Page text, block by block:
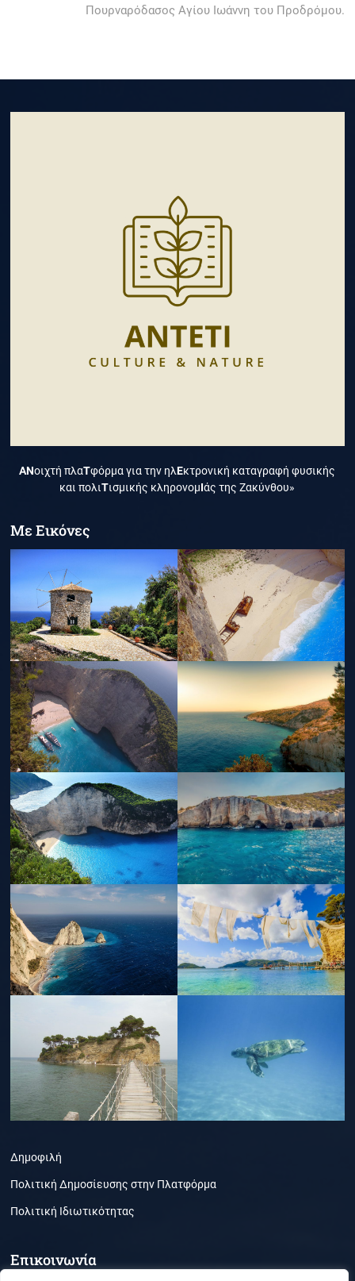
post:
Πουρναρόδασος Αγίου Ιωάννη του Προδρόμου.
ΑΝοιχτή πλαΤφόρμα για την ηλΕκτρονική καταγραφή φυσικής
και πολιΤισμικής κληρονομΙάς της Ζακύνθου»
Με Εικόνες
Δημοφιλή
Πολιτική Δημοσίευσης στην Πλατφόρμα
Πολιτική Ιδιωτικότητας
Επικοινωνία